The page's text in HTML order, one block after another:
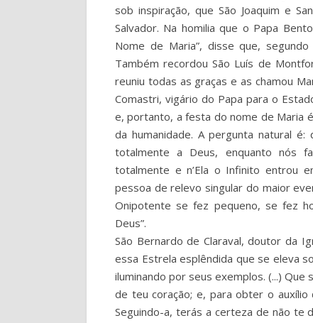
sob inspiração, que São Joaquim e
Salvador. Na homilia que o Papa
Nome de Maria”, disse que,
Também recordou São Luís de
reuniu todas as graças e as chamou
Comastri, vigário do Papa para o
e, portanto, a festa do nome de Maria
da humanidade. A pergunta natural
totalmente a Deus, enquanto nós
totalmente e n’Ela o Infinito entrou
pessoa de relevo singular do maior
Onipotente se fez pequeno, se fez
Deus”.
São Bernardo de Claraval, doutor da
essa Estrela esplêndida que se eleva
iluminando por seus exemplos. (...)
de teu coração; e, para obter o
Seguindo-a, terás a certeza de não te